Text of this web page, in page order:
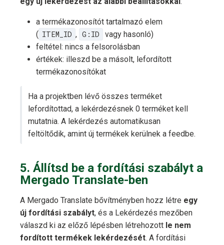
a termékazonosítót tartalmazó elem
( ITEM_ID , G:ID
vagy hasonló)
feltétel: nincs a felsorolásban
értékek: illeszd be a másolt, lefordított
termékazonosítókat
Ha a projektben lévő összes terméket
lefordítottad, a lekérdezésnek 0 terméket kell
mutatnia. A lekérdezés automatikusan
feltöltődik, amint új termékek kerülnek a feedbe.
5. Állítsd be a fordítási szabályt a
Mergado Translate-ben
A Mergado Translate bővítményben hozz létre egy
új fordítási szabályt, és a Lekérdezés mezőben
válaszd ki az előző lépésben létrehozott le nem
fordított termékek lekérdezését. A fordítási